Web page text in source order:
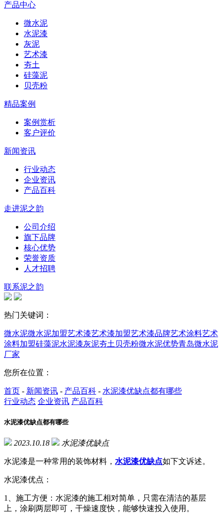
产品中心
微水泥
水泥漆
灰泥
艺术漆
夯土
硅藻泥
贝壳粉
精品案例
案例赏析
客户评价
新闻资讯
行业动态
企业资讯
产品百科
走进泥之韵
公司介绍
旗下品牌
核心优势
荣誉资质
人才招聘
联系泥之韵
热门关键词：
微水泥微水泥加盟艺术漆艺术漆加盟艺术漆品牌艺术涂料艺术
涂料加盟硅藻泥水泥漆灰泥夯土 贝壳粉微水泥优势青岛微水泥
厂家
您所在位置：
首页 - 新闻资讯 - 产品百科 - 水泥漆优缺点都有哪些
行业动态 企业资讯 产品百科
水泥漆优缺点都有哪些
2023.10.18 水泥漆优缺点
水泥漆是一种常用的装饰材料， 水泥漆优缺点如下文诉述。
水泥漆优点：
1、施工方便：水泥漆的施工相对简单，只需在清洁的基层
上，涂刷两层即可，干燥速度快，能够快速投入使用。